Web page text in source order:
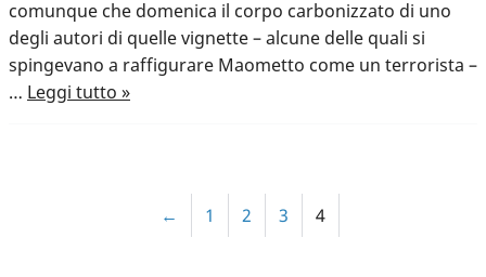
comunque che domenica il corpo carbonizzato di uno
degli autori di quelle vignette – alcune delle quali si
spingevano a raffigurare Maometto come un terrorista –
… Leggi tutto »
← 1 2 3 4